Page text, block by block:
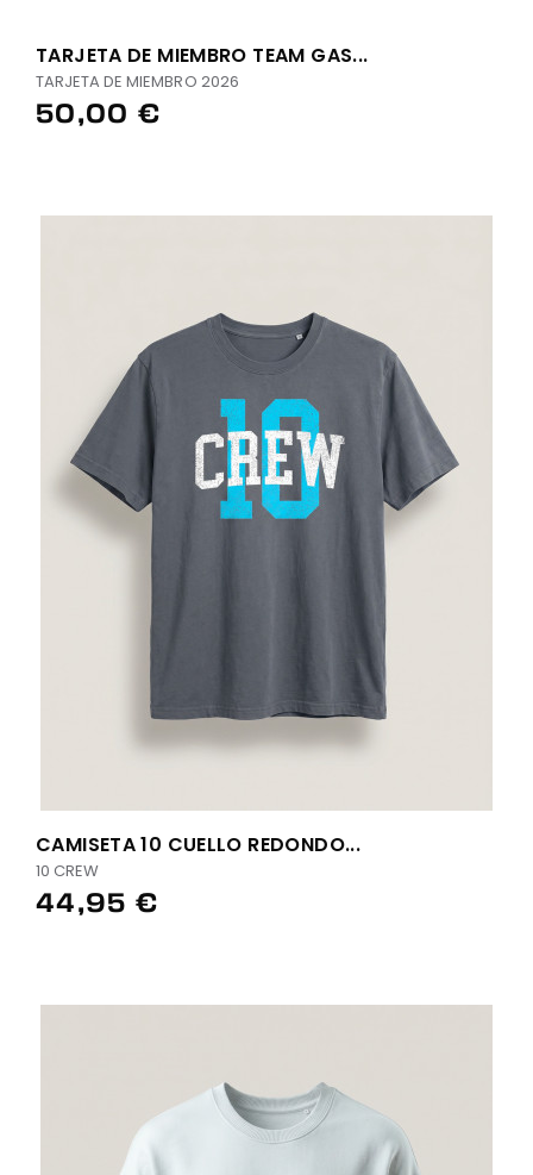
TARJETA DE MIEMBRO TEAM GAS...
TARJETA DE MIEMBRO 2026
50,00 €
CAMISETA 10 CUELLO REDONDO...
10 CREW
44,95 €